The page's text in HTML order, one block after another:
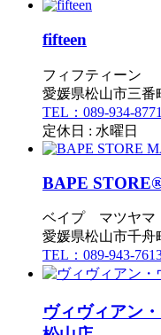
fifteen
フィフティーン
愛媛県松山市三番
TEL：089-934-8771
定休日 : 水曜日
BAPE
ベイプ マツヤマ
愛媛県松山市千舟
TEL：089-943-
ヴィヴィアン